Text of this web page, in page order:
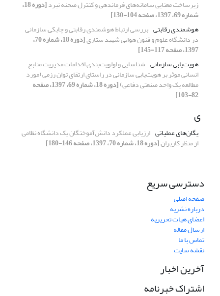
زیرساخت معنایی سامانه‌های فرماندهی و کنترل صحنه نبرد [دوره 18،
شماره 69، 1397، صفحه 104-130]
هوشمندی رقابتی بررسی ارتباط هوشمندی رقابتی و چابکی سازمانی
در دانشگاه علوم و فنون هوایی شهید ستاری [دوره 18، شماره 70،
1397، صفحه 117-145]
هویت‌یابی‌ سازمانی شناسایی و اولویت‌بندی اقدامات مدیریت منابع
انسانی موثر بر هویت‌یابی‌ سازمانی در راستای ارتقای توان رزمی (مورد
مطالعه یک واحد صنعتی دفاعی) [دوره 18، شماره 69، 1397، صفحه
82-103]
ی
یگان‌های عملیاتی ارزیابی عملکرد دانش‌آموختگان یک دانشگاه نظامی
از منظر کاربران[دوره 18، شماره 70، 1397، صفحه 146-180]
دسترسی سریع
صفحه اصلی
درباره نشریه
اعضای هیات تحریریه
ارسال مقاله
تماس با ما
نقشه سایت
آخرین اخبار
اشتراک خبرنامه